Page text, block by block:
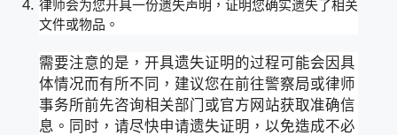
律师会为您开具一份遗失声明，证明您确实遗失了相关
文件或物品。
需要注意的是，开具遗失证明的过程可能会因具
体情况而有所不同，建议您在前往警察局或律师
事务所前先咨询相关部门或官方网站获取准确信
息。同时，请尽快申请遗失证明，以免造成不必